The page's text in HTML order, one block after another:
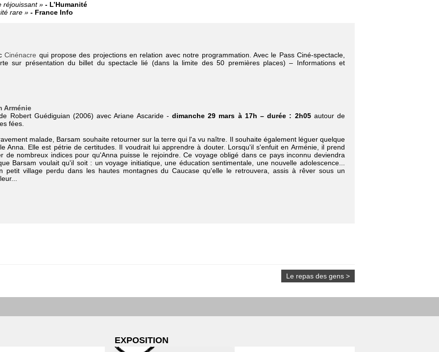
réjouissant » - L’Humanité
rare » - France Info
Cinénacre qui propose des projections en relation avec notre programmation. Avec le Pass Ciné-spectacle,
sur présentation du billet du spectacle lié (dans la limite des 50 premières places) – Informations et
Arménie
Robert Guédiguian (2006) avec Ariane Ascaride - dimanche 29 mars à 17h – durée : 2h05autour de
fées.
malade, Barsam souhaite retourner sur la terre qui l'a vu naître. Il souhaite également léguer quelque
Anna. Elle est pétrie de certitudes. Il voudrait lui apprendre à douter. Lorsqu'il s'enfuit en Arménie, il prend
de nombreux indices pour qu'Anna puisse le rejoindre. Ce voyage obligé dans ce pays inconnu deviendra
Barsam voulait qu'il soit : un voyage initiatique, une éducation sentimentale, une nouvelle adolescence...
petit village perdu dans les hautes montagnes du Caucase qu'elle le retrouvera, assis à rêver sous un
Le repas des gens >
EXPOSITION